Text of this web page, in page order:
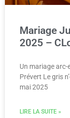
Mariage
2025 –
Un mariage arc-
Prévert Le gris
mai 2025
LIRE LA SUITE »